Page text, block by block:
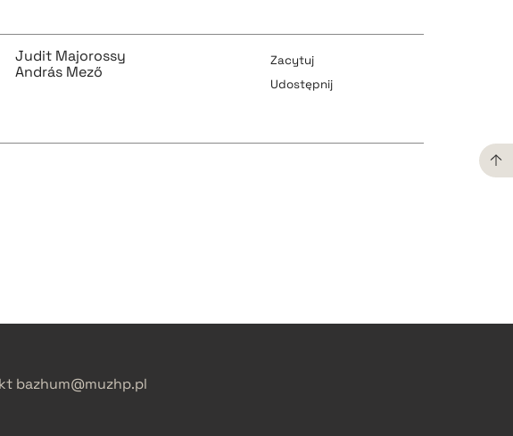
pobierz cytat
Judit Majorossy
András Mező
Zacytuj
Udostępnij
bazhum@muzhp.pl